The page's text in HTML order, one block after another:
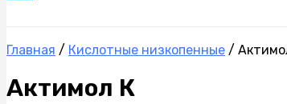
Главная / Кислотные низкопенные /
Актимол К